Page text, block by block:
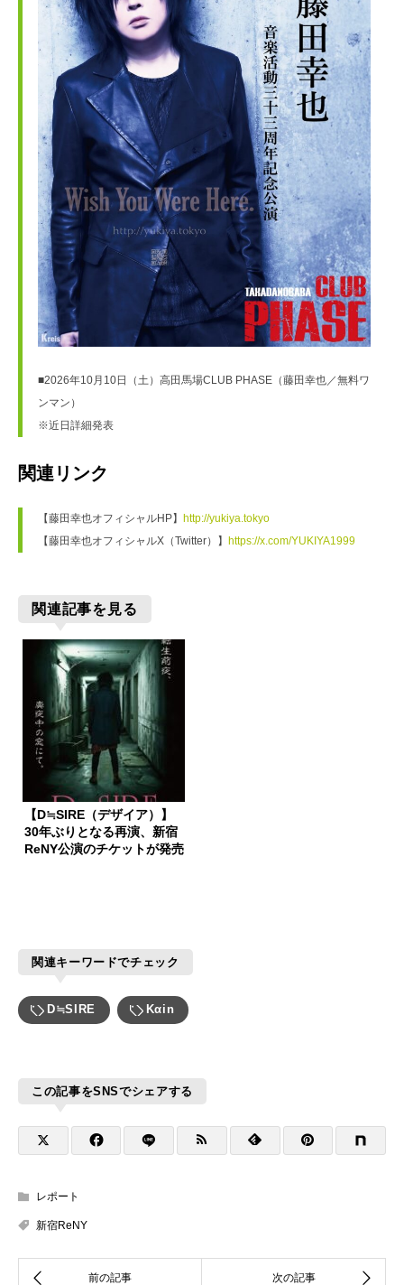
■2026年10月10日（土）高田馬場CLUB PHASE（藤田幸也／無料ワ
ンマン）
※近日詳細発表
関連リンク
【藤田幸也オフィシャルHP】 http://yukiya.tokyo
【藤田幸也オフィシャルX（Twitter）】 https://x.com/YUKIYA1999
関連記事を見る
【D≒SIRE（デザイア）】
30年ぶりとなる再演、新宿
ReNY公演のチケットが発売
関連キーワードでチェック
D≒SIRE Kαin
この記事をSNSでシェアする
レポート
新宿ReNY